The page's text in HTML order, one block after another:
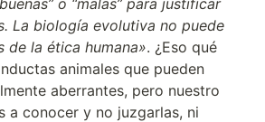
o “malas” para justificar
La biología evolutiva no puede
de la ética humana». ¿Eso qué
animales que pueden
aberrantes, pero nuestro
a conocer y no juzgarlas, ni